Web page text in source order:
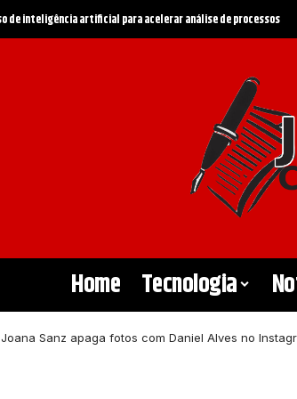
Home Tecnologia
Joana Sanz apaga fotos com Daniel Alves no